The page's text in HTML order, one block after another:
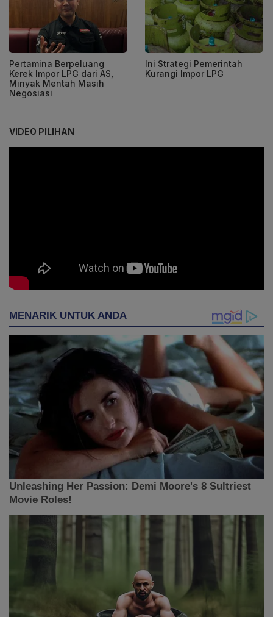
Pertamina Berpeluang
Kerek Impor LPG dari AS,
Minyak Mentah Masih
Negosiasi
Ini Strategi Pemerintah
Kurangi Impor LPG
VIDEO PILIHAN